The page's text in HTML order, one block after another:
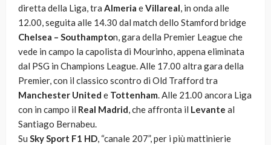
diretta della Liga, tra Almeria eVillareal, in onda alle
12.00, seguita alle 14.30 dal match dello Stamford bridge
Chelsea – Southampton, gara della Premier League che
vede in campo la capolista di Mourinho, appena eliminata
dal PSG in Champions League. Alle 17.00 altra gara della
Premier, con il classico scontro di Old Trafford tra
Manchester United e Tottenham. Alle 21.00 ancora Liga
con in campo il Real Madrid, che affronta il Levante al
Santiago Bernabeu.
Su Sky Sport F1 HD, “canale 207”, per i più mattinierie